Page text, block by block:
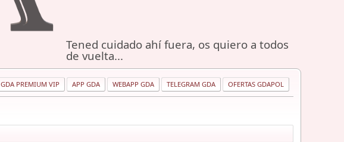
Tened cuidado ahí fuera, os quiero a todos
de vuelta...
GDA PREMIUM VIP APP GDA WEBAPP GDA TELEGRAM GDA OFERTAS GDAPOL